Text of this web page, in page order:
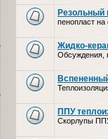
Резольный
пенопласт
Жидко-
Обсуждения,
ППУ
Скорлупы